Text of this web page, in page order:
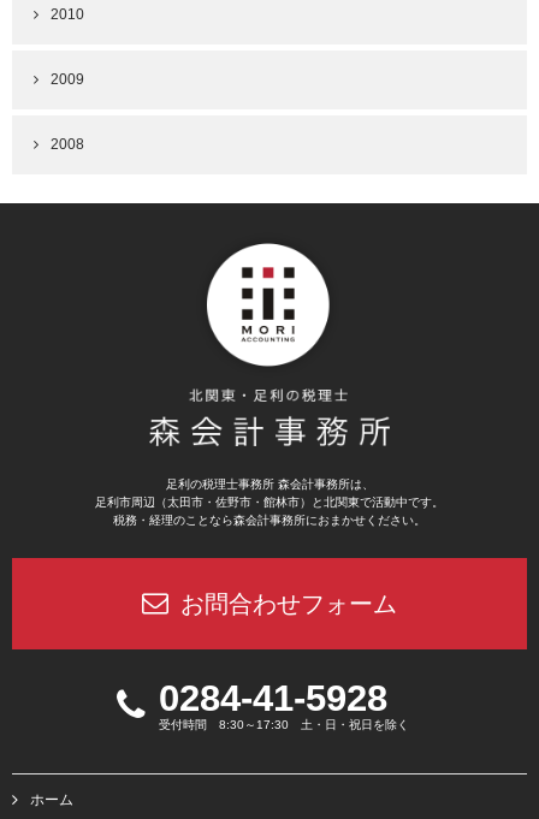
2010
2009
2008
足利の税理士事務所 森会計事務所は、
足利市周辺（太田市・佐野市・館林市）と北関東で活動中です。
税務・経理のことなら森会計事務所におまかせください。
お問合わせフォーム
0284-41-5928
受付時間 8:30～17:30 土・日・祝日を除く
ホーム